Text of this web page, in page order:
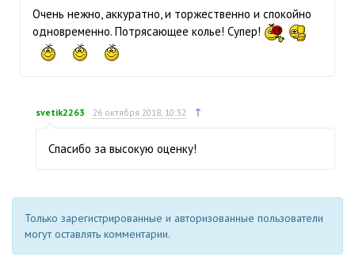
Очень нежно, аккуратно, и торжественно и спокойно
одновременно. Потрясающее колье! Супер!
svetik2263 26 октября 2018, 10:32 ↑
Спасибо за высокую оценку!
Только зарегистрированные и авторизованные пользователи
могут оставлять комментарии.